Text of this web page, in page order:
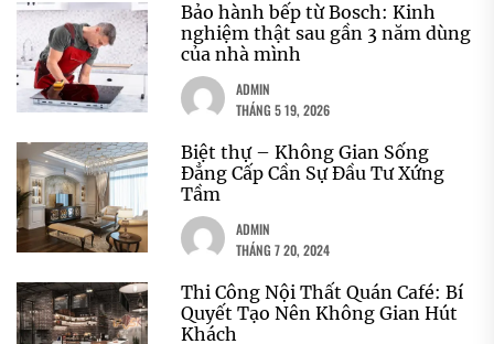
Bảo hành bếp từ Bosch: Kinh
nghiệm thật sau gần 3 năm dùng
của nhà mình
ADMIN
THÁNG 5 19, 2026
Biệt thự – Không Gian Sống
Đẳng Cấp Cần Sự Đầu Tư Xứng
Tầm
ADMIN
THÁNG 7 20, 2024
Thi Công Nội Thất Quán Café: Bí
Quyết Tạo Nên Không Gian Hút
Khách